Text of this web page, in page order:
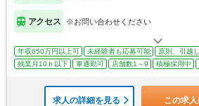
アクセス ※お問い合わせください
年収650万円以上可 未経験者も応募可能
原則、引越
残業月10ｈ以下
車通勤可 店舗数1～9 積極採用中
求人の詳細を見る この求